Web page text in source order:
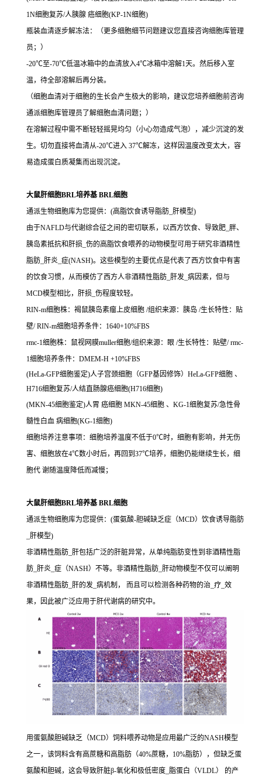
1N细胞复苏/人胰腺 癌细胞(KP-1N细胞)
瓶装血清逐步解冻法：（更多细胞细节问题建议您直接咨询细胞库管理
员；）
-20℃至-70℃低温冰箱中的血清放入4℃冰箱中溶解1天。然后移入室
温，待全部溶解后再分装。
（细胞血清对于细胞的生长会产生极大的影响，建议您培养细胞前咨询
通派细胞库管理员了解细胞血清问题；）
在溶解过程中需不断轻轻摇晃均匀（小心勿造成气泡），减少沉淀的发
生。切勿直接将血清从-20℃进入 37℃解冻，这样因温度改变太大，容
易造成蛋白质凝集而出现沉淀。
大鼠肝细胞BRL培养基 BRL细胞
通派生物细胞库为您提供：(高脂饮食诱导脂肪_肝模型)
由于NAFLD与代谢综合征之间的密切联系，以西方饮食、导致肥_胖、
胰岛素抵抗和肝损_伤的高脂饮食喂养的动物模型可用于研究非酒精性
脂肪_肝炎_症(NASH)。这些模型的主要优点是代表了西方饮食中有害
的饮食习惯，从而模仿了西方人非酒精性脂肪_肝发_病因素，但与
MCD模型相比，肝损_伤程度较轻。
RIN-m细胞株：褐鼠胰岛素瘤上皮细胞 /组织来源：胰岛 /生长特性：贴
壁/ RIN-m细胞培养条件：1640+10%FBS
rmc-1细胞株：鼠视网膜muller细胞/组织来源：眼 /生长特性：贴壁/ rmc-
1细胞培养条件：DMEM-H +10%FBS
(HeLa-GFP细胞鉴定)人子宫颈细胞（GFP基因修饰）HeLa-GFP细胞 、
H716细胞复苏/人结直肠腺癌细胞(H716细胞)
(MKN-45细胞鉴定)人胃 癌细胞 MKN-45细胞 、KG-1细胞复苏/急性骨
髓性白血 病细胞(KG-1细胞)
细胞培养注意事项：细胞培养温度不低于0℃时，细胞有影响，并无伤
害、细胞放在4℃数小时后，再回到37℃培养，细胞仍能继续生长，细
胞代 谢随温度降低而减慢；
大鼠肝细胞BRL培养基 BRL细胞
通派生物细胞库为您提供：(蛋氨酸-胆碱缺乏症（MCD）饮食诱导脂肪
_肝模型)
非酒精性脂肪_肝包括广泛的肝脏异常，从单纯脂肪变性到非酒精性脂
肪_肝炎_症（NASH）不等。非酒精性脂肪_肝动物模型不仅可以阐明
非酒精性脂肪_肝的发_病机制， 而且可以检测各种药物的治_疗_效
果，因此被广泛应用于肝代谢病的研究中。
用蛋氨酸胆碱缺乏（MCD）饲料喂养动物是应用最广泛的NASH模型
之一，该饲料含有高蔗糖和高脂肪（40%蔗糖，10%脂肪），但缺乏蛋
氨酸和胆碱，这会导致肝脏β-氧化和极低密度_脂蛋白（VLDL） 的产